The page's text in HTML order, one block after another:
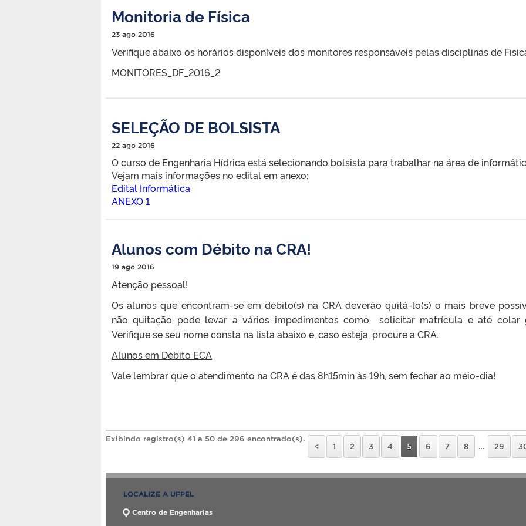
Monitoria de Física
23 ago 2016
Verifique abaixo os horários disponíveis dos monitores responsáveis pelas disciplinas de
MONITORES_DF_2016_2
SELEÇÃO DE BOLSISTA
22 ago 2016
O curso de Engenharia Hídrica está selecionando bolsista para trabalhar na área de
Vejam mais informações no edital em anexo:
Edital Informática
ANEXO 1
Alunos com Débito na CRA!
19 ago 2016
Atenção pessoal!
Os alunos que encontram-se em débito(s) na CRA deverão quitá-lo(s) o mais breve
não quitação pode levar a vários impedimentos como solicitar matrícula e até colar
Verifique se seu nome consta na lista abaixo e, caso esteja, procure a CRA.
Alunos em Débito ECA
Vale lembrar que o atendimento na CRA é das 8h15min às 19h, sem fechar ao meio-dia!
Exibindo registro(s) 41 a 50 de 296 encontrado(s).
<
1 2 3 4 5 6 7 8 … 29
LOCALIZE A UFPEL
Centro de Engenharias